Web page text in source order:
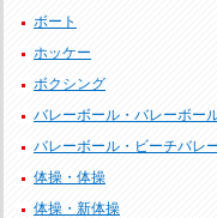
ボート
ホッケー
ボクシング
バレーボール・バレーボー
バレーボール・ビーチバレ
体操・体操
体操・新体操